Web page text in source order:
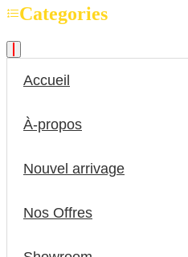
Categories
Accueil
À-propos
Nouvel arrivage
Nos Offres